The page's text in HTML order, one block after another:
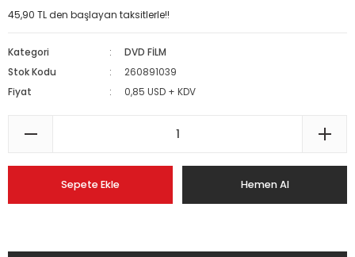
45,90 TL den başlayan taksitlerle!!
Kategori
DVD FİLM
Stok Kodu
260891039
Fiyat
0,85 USD + KDV
Sepete Ekle Hemen Al